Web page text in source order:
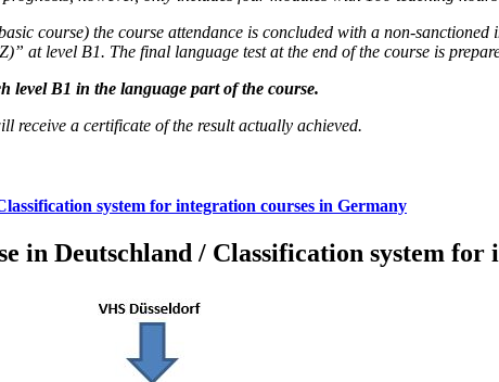
course) the course attendance is concluded with a non-
at level B1. The final language test at the end of the course is
level B1 in the language part of the course.
receive a certificate of the result actually achieved.
system for integration courses in Germany
in Deutschland / Classification system